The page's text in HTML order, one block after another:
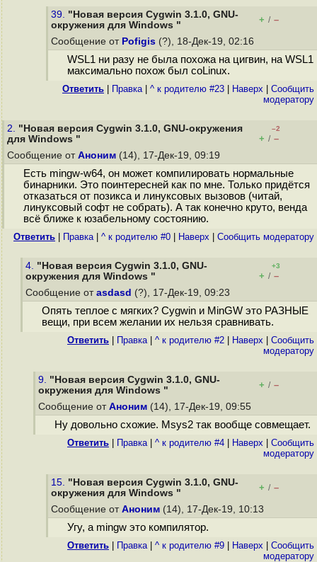
39. "Новая версия Cygwin 3.1.0, GNU-
окружения для Windows "
+ / –
Сообщение от Pofigis (?), 18-Дек-19, 02:16
WSL1 ни разу не была похожа на цигвин, на WSL1
максимально похож был coLinux.
Ответить Правка| ^ к родителю #23 Наверх
Cообщить
модератору
2. "Новая версия Cygwin 3.1.0, GNU-окружения
для Windows "
–2
+ / –
Сообщение от Аноним (14), 17-Дек-19, 09:19
Есть mingw-w64, он может компилировать нормальные
бинарники. Это поинтересней как по мне. Только придётся
отказаться от позикса и линуксовых вызовов (читай,
линуксовый софт не собрать). А так конечно круто, венда
всё ближе к юзабельному состоянию.
Ответить Правка| ^ к родителю #0 Наверх Cообщить модератору
4. "Новая версия Cygwin 3.1.0, GNU-
окружения для Windows "
+3
+ / –
Сообщение от asdasd (?), 17-Дек-19, 09:23
Опять теплое с мягких? Cygwin и MinGW это РАЗНЫЕ
вещи, при всем желании их нельзя сравнивать.
Ответить Правка| ^ к родителю #2 Наверх
Cообщить
модератору
9. "Новая версия Cygwin 3.1.0, GNU-
окружения для Windows "
+ / –
Сообщение от Аноним (14), 17-Дек-19, 09:55
Ну довольно схожие. Msys2 так вообще совмещает.
Ответить Правка| ^ к родителю #4 Наверх
Cообщить
модератору
15. "Новая версия Cygwin 3.1.0, GNU-
окружения для Windows "
+ / –
Сообщение от Аноним (14), 17-Дек-19, 10:13
Угу, а mingw это компилятор.
Ответить Правка| ^ к родителю #9 Наверх
Cообщить
модератору